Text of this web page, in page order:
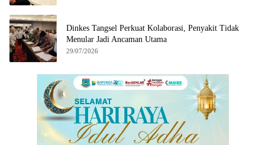
Dinkes Tangsel Perkuat Kolaborasi, Penyakit Tidak
Menular Jadi Ancaman Utama
29/07/2026